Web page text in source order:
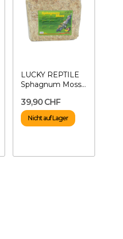
LUCKY REPTILE
Sphagnum Moss
Sphagnum Moss
für...
39,90 CHF
Nicht auf Lager